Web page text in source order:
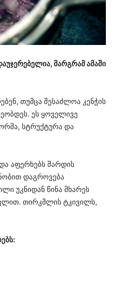
მარგრამ ამაში
თუმცა შესაძლოა კენჭის
ეს ყოველივე
სტრუქტურა და
აფერხებს შარდის
დაგროვება
უკნიდან წინა მხარეს
თირკმლის ტკივილს,